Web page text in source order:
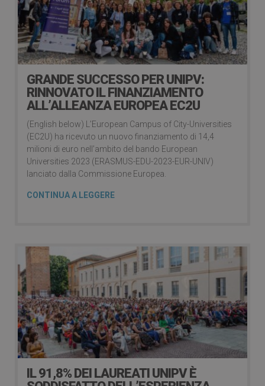
GRANDE SUCCESSO PER UNIPV:
RINNOVATO IL FINANZIAMENTO
ALL’ALLEANZA EUROPEA EC2U
(English below) L’European Campus of City-Universities
(EC2U) ha ricevuto un nuovo finanziamento di 14,4
milioni di euro nell’ambito del bando European
Universities 2023 (ERASMUS-EDU-2023-EUR-UNIV)
lanciato dalla Commissione Europea.
CONTINUA A LEGGERE
IL 91,8% DEI LAUREATI UNIPV È